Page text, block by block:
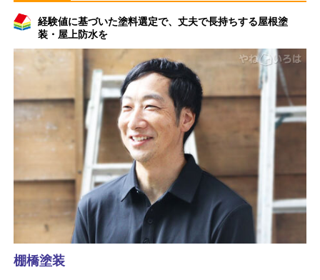
経験値に基づいた塗料選定で、丈夫で長持ちする屋根塗
装・屋上防水を
棚橋塗装